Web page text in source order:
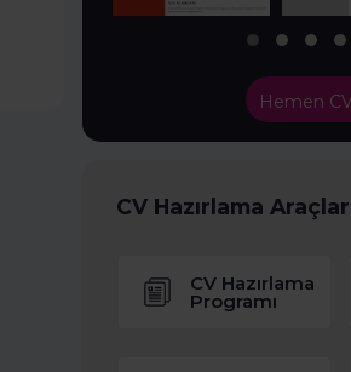
Hemen
CV Hazırlama
CV Hazırlama
Programı